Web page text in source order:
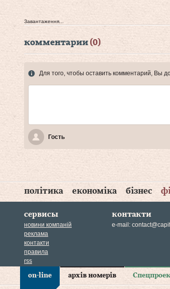
Завантаження...
комментарии (0)
Для того, чтобы оставить комментарий, Вы
Гость
політика економіка бізнес
сервисы
новини компаній
реклама
контакти
правила
rss
контакти
e-mail:
on-line архів номерів